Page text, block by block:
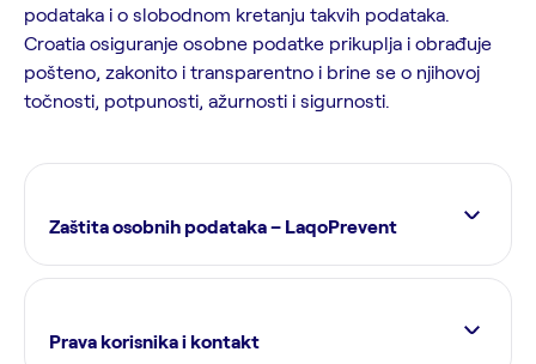
podataka i o slobodnom kretanju takvih podataka.
Croatia osiguranje osobne podatke prikuplja i obrađuje
pošteno, zakonito i transparentno i brine se o njihovoj
točnosti, potpunosti, ažurnosti i sigurnosti.
Zaštita osobnih podataka – LaqoPrevent
Prava korisnika i kontakt